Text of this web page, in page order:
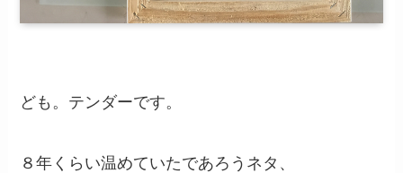
ども。テンダーです。
８年くらい温めていたであろうネタ、